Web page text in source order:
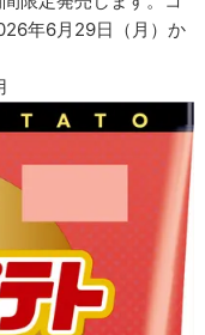
年6月29日（月）か